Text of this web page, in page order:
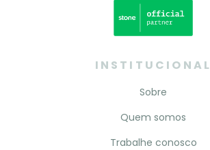
INSTITUCIONAL
Sobre
Quem somos
Trabalhe conosco